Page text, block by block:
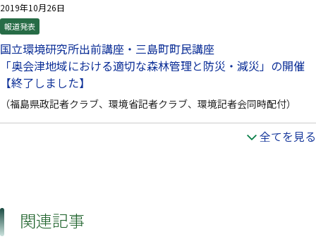
2019年10月26日
報道発表
国立環境研究所出前講座・三島町町民講座
「奥会津地域における適切な森林管理と防災・減災」の開催
【終了しました】
（福島県政記者クラブ、環境省記者クラブ、環境記者会同時配付）
全てを見る
関連記事